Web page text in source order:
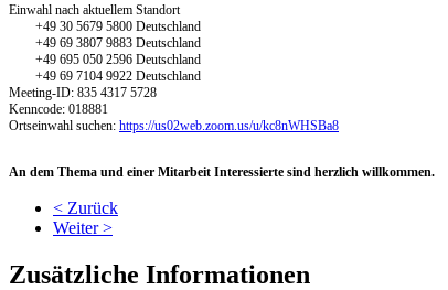
Einwahl nach aktuellem Standort
+49 30 5679 5800 Deutschland
+49 69 3807 9883 Deutschland
+49 695 050 2596 Deutschland
+49 69 7104 9922 Deutschland
Meeting-ID: 835 4317 5728
Kenncode: 018881
Ortseinwahl suchen: https://us02web.zoom.us/u/kc8nWHSBa8
An dem Thema und einer Mitarbeit Interessierte sind herzlich willkommen.
< Zurück
Weiter >
Zusätzliche Informationen